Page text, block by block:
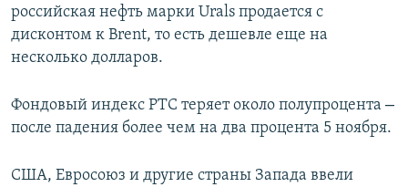
российская нефть марки Urals продается с
дисконтом к Brent, то есть дешевле еще на
несколько долларов.
Фондовый индекс РТС теряет около полупроцента –
после падения более чем на два процента 5 ноября.
США, Евросоюз и другие страны Запада ввели